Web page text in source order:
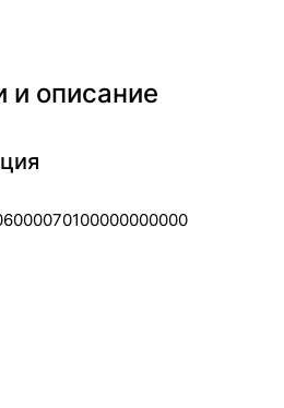
и описание